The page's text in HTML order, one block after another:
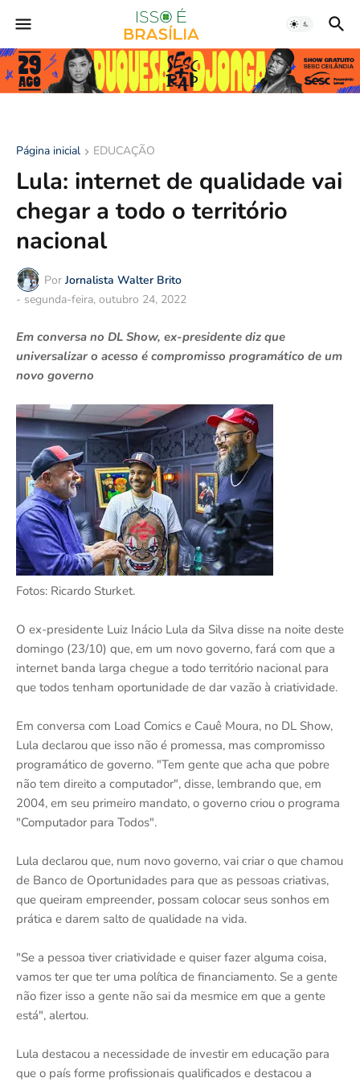
Página inicial EDUCAÇÃO
Lula: internet de qualidade vai
chegar a todo o território
nacional
Por Jornalista Walter Brito
- segunda-feira, outubro 24, 2022
Em conversa no DL Show, ex-presidente diz que
universalizar o acesso é compromisso programático de um
novo governo
Fotos: Ricardo Sturket.
O ex-presidente Luiz Inácio Lula da Silva disse na noite deste
domingo (23/10) que, em um novo governo, fará com que a
internet banda larga chegue a todo território nacional para
que todos tenham oportunidade de dar vazão à criatividade.
Em conversa com Load Comics e Cauê Moura, no DL Show,
Lula declarou que isso não é promessa, mas compromisso
programático de governo. "Tem gente que acha que pobre
não tem direito a computador", disse, lembrando que, em
2004, em seu primeiro mandato, o governo criou o programa
"Computador para Todos".
Lula declarou que, num novo governo, vai criar o que chamou
de Banco de Oportunidades para que as pessoas criativas,
que queiram empreender, possam colocar seus sonhos em
prática e darem salto de qualidade na vida.
"Se a pessoa tiver criatividade e quiser fazer alguma coisa,
vamos ter que ter uma política de financiamento. Se a gente
não fizer isso a gente não sai da mesmice em que a gente
está", alertou.
Lula destacou a necessidade de investir em educação para
que o país forme profissionais qualificados e destacou a